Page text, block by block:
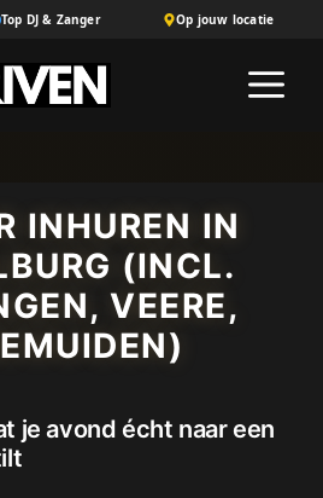
Top DJ & Zanger Op jouw locatie
INHUREN IN
(INCL.
VEERE,
je avond écht naar een